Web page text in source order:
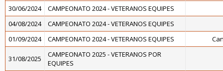
30/06/2024
CAMPEONATO 2024 - VETERANOS EQUIPES
04/08/2024
CAMPEONATO 2024 - VETERANOS EQUIPES
01/09/2024
CAMPEONATO 2024 - VETERANOS EQUIPES
31/08/2025
CAMPEONATO 2025 - VETERANOS POR
EQUIPES